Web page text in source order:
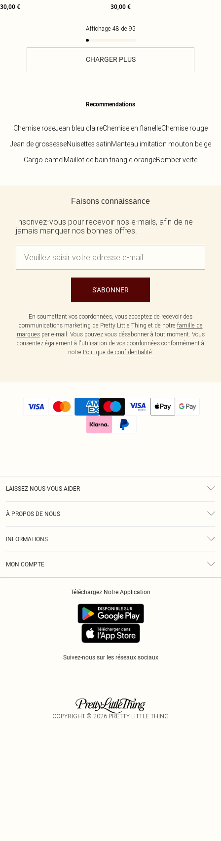
30,00 € 30,00 €
Affichage 48 de 95
CHARGER PLUS
Recommendations
Chemise roseJean bleu claireChemise en flanelleChemise rouge
Jean de grossesseNuisettes satinManteau imitation mouton beige
Cargo camelMaillot de bain triangle orangeBomber verte
Faisons connaissance
Inscrivez-vous pour recevoir nos e-mails, afin de ne
jamais manquer nos bonnes offres.
S'ABONNER
En soumettant vos coordonnées, vous acceptez de recevoir des
communications marketing de Pretty Little Thing et de notre famille de
marquespar e-mail. Vous pouvez vous désabonner à tout moment. Vous
consentez également à l'utilisation de vos coordonnées conformément à
notre Politique de confidentialité.
LAISSEZ-NOUS VOUS AIDER
À PROPOS DE NOUS
INFORMATIONS
MON COMPTE
Suivez-nous sur les réseaux sociaux
Téléchargez Notre Application
COPYRIGHT © 2026 PRETTY LITTLE THING